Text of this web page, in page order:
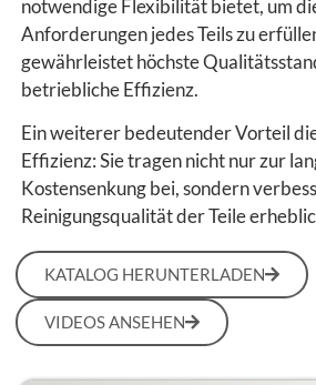
notwendige Flexibilität bietet, um
Anforderungen jedes Teils zu
gewährleistet höchste
betriebliche Effizienz.
Ein weiterer bedeutender Vorteil
Effizienz: Sie tragen nicht nur zur
Kostensenkung bei, sondern
Reinigungsqualität der Teile
KATALOG HERUNTERLADEN
VIDEOS ANSEHEN